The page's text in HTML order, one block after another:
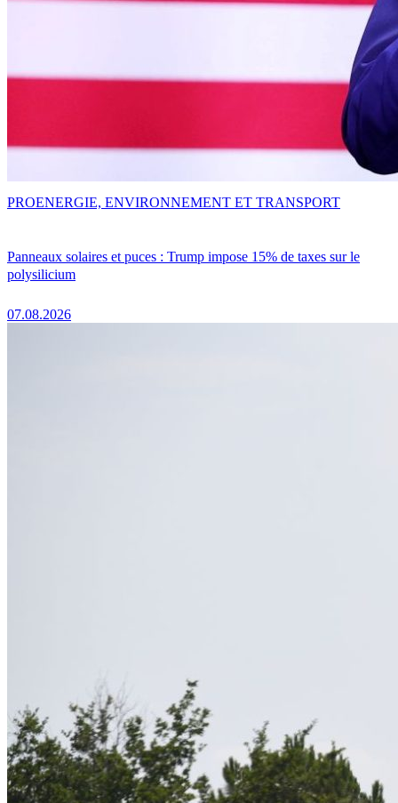
Panneaux solaires et puces : Trump impose 15% de taxes sur le
polysilicium
07.08.2026
PROENERGIE, ENVIRONNEMENT ET TRANSPORT